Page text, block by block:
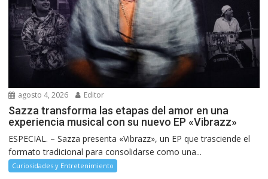
agosto 4, 2026 Editor
Sazza transforma las etapas del amor en una
experiencia musical con su nuevo EP «Vibrazz»
ESPECIAL. – Sazza presenta «Vibrazz», un EP que trasciende el
formato tradicional para consolidarse como una...
Curiosidades y Entretenimiento